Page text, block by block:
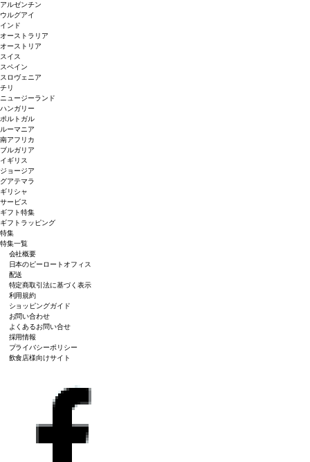
アルゼンチン
ウルグアイ
インド
オーストラリア
オーストリア
スイス
スペイン
スロヴェニア
チリ
ニュージーランド
ハンガリー
ポルトガル
ルーマニア
南アフリカ
ブルガリア
イギリス
ジョージア
グアテマラ
ギリシャ
サービス
ギフト特集
ギフトラッピング
特集
特集一覧
会社概要
日本のピーロートオフィス
配送
特定商取引法に基づく表示
利用規約
ショッピングガイド
お問い合わせ
よくあるお問い合せ
採用情報
プライバシーポリシー
飲食店様向けサイト